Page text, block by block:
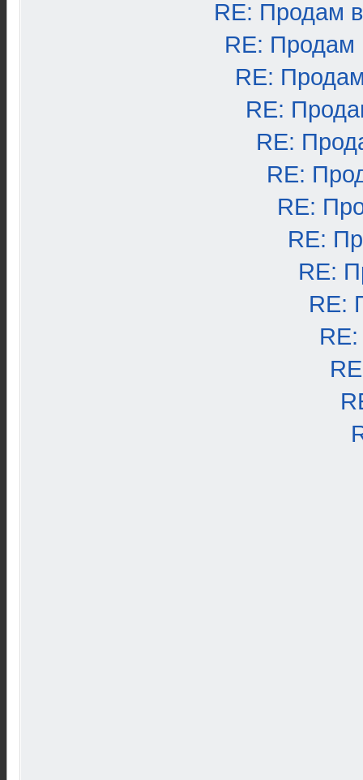
RE: Продам
RE: Продам
RE:
RE:
RE:
RE:
RE:
RE:
RE:
RE: